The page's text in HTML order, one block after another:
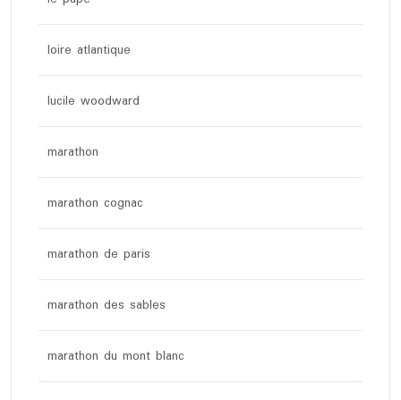
loire atlantique
lucile woodward
marathon
marathon cognac
marathon de paris
marathon des sables
marathon du mont blanc